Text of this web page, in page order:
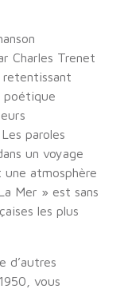
Charles Trenet
retentissant
poétique
paroles
un voyage
une atmosphère
Mer » est sans
les plus
d’autres
vous